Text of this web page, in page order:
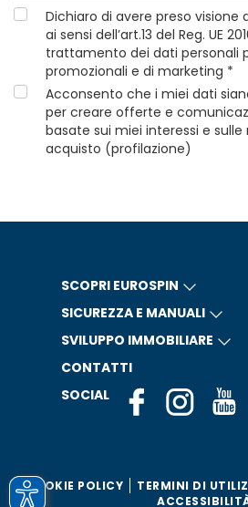
Dichiaro di avere preso visione
ai sensi dell’art.13 del Reg. UE
trattamento dei dati personali
promozionali e di marketing *
Acconsento che i miei dati
per creare offerte e
basate sui miei interessi e
acquisto (profilazione)
SCOPRI EUROSPIN
SICUREZZA E MANUALI
SVILUPPO IMMOBILIARE
CONTATTI
SOCIAL
COOKIE POLICY TERMINI DI